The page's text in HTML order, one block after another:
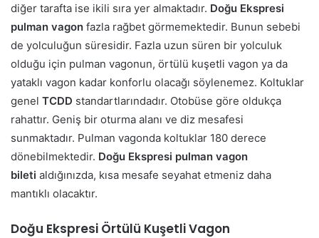
diğer tarafta ise ikili sıra yer almaktadır. Doğu Ekspresi
pulman vagon fazla rağbet görmemektedir. Bunun sebebi
de yolculuğun süresidir. Fazla uzun süren bir yolculuk
olduğu için pulman vagonun, örtülü kuşetli vagon ya da
yataklı vagon kadar konforlu olacağı söylenemez. Koltuklar
genel TCDD standartlarındadır. Otobüse göre oldukça
rahattır. Geniş bir oturma alanı ve diz mesafesi
sunmaktadır. Pulman vagonda koltuklar 180 derece
dönebilmektedir. Doğu Ekspresi pulman vagon
bileti aldığınızda, kısa mesafe seyahat etmeniz daha
mantıklı olacaktır.
Doğu Ekspresi Örtülü Kuşetli Vagon